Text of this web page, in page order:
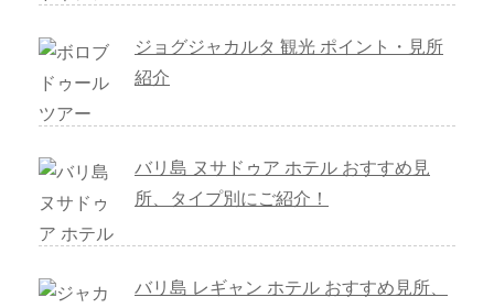
ジョグジャカルタ 観光 ポイント・見所
紹介
バリ島 ヌサドゥア ホテル おすすめ見
所、タイプ別にご紹介！
バリ島 レギャン ホテル おすすめ見所、